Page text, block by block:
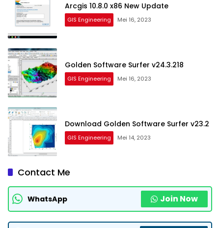
Arcgis 10.8.0 x86 New Update
GIS Engineering Mei 16, 2023
Golden Software Surfer v24.3.218
GIS Engineering Mei 16, 2023
Download Golden Software Surfer v23.2
GIS Engineering Mei 14, 2023
Contact Me
WhatsApp Join Now